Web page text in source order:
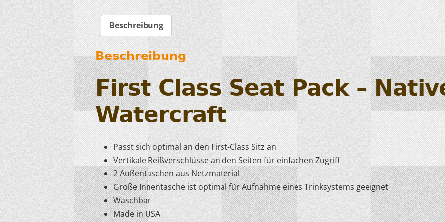
HOBIE KAJAKS
ELEKTROMOTORE
Beschreibung
Beschreibung
First Class Seat Pack –
Watercraft
Passt sich optimal an den First-Class Sitz an
Vertikale Reißverschlüsse an den Seiten für einfachen Zugriff
2 Außentaschen aus Netzmaterial
Große Innentasche ist optimal für Aufnahme eines Trinksystems geeignet
Waschbar
Made in USA